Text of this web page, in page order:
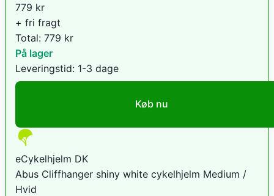
779 kr
+ fri fragt
Total: 779 kr
På lager
Leveringstid: 1-3 dage
Køb nu
eCykelhjelm DK
Abus Cliffhanger shiny white cykelhjelm Medium /
Hvid